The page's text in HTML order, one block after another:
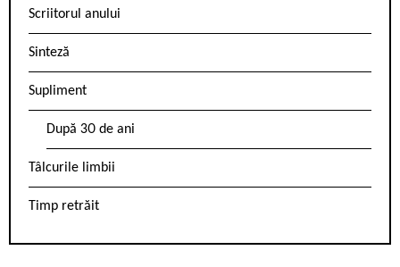
Scriitorul anului
Sinteză
Supliment
După 30 de ani
Tâlcurile limbii
Timp retrăit